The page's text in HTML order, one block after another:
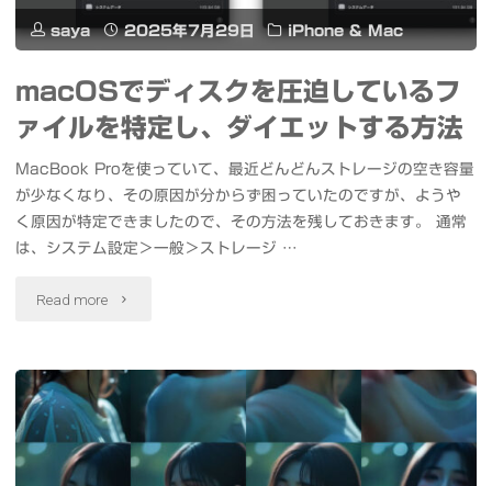
成
す
る
#Wan
#Mac"
ー
動
生
成
Mac
ロ
saya 2025年7月29日 iPhone & Mac
macOSでディスクを圧迫しているフ
ァイルを特定し、ダイエットする方法
MacBook Proを使っていて、最近どんどんストレージの空き容量
が少なくなり、その原因が分からず困っていたのですが、ようや
く原因が特定できましたので、その方法を残しておきます。 通常
は、システム設定＞一般＞ストレージ …
Read more "macOS
デ
ィ